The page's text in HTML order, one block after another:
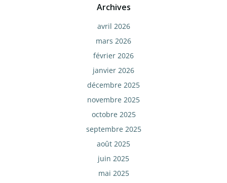
Archives
avril 2026
mars 2026
février 2026
janvier 2026
décembre 2025
novembre 2025
octobre 2025
septembre 2025
août 2025
juin 2025
mai 2025